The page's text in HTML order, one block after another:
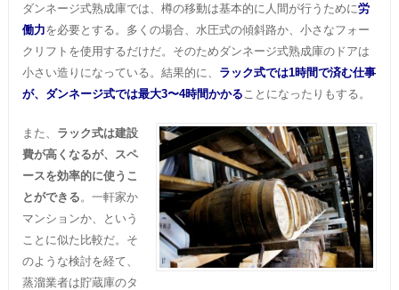
ダンネージ式熟成庫では、樽の移動は基本的に人間が行うために労
働力を必要とする。多くの場合、水圧式の傾斜路か、小さなフォー
クリフトを使用するだけだ。そのためダンネージ式熟成庫のドアは
小さい造りになっている。結果的に、 ラック式では1時間で済む仕事
が、ダンネージ式では最大3〜4時間かかる ことになったりもする。
また、 ラック式は建設
費が高くなるが、スペ
ースを効率的に使うこ
とができる 。一軒家か
マンションか、という
ことに似た比較だ。そ
のような検討を経て、
蒸溜業者は貯蔵庫のタ